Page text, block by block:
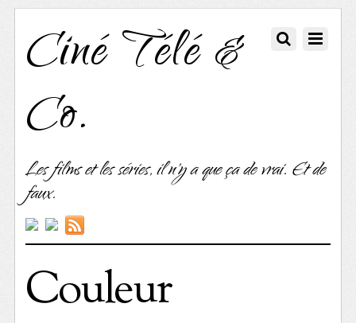
Ciné Télé &
Co.
Les films et les séries, il n'y a que ça de vrai. Et de
faux.
Couleur